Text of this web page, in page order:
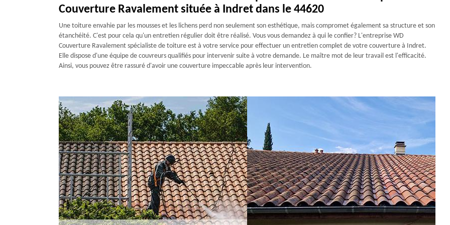
Couverture Ravalement située à Indret dans le 44620
Une toiture envahie par les mousses et les lichens perd non seulement son esthétique, mais compromet également sa structure et son
étanchéité. C'est pour cela qu'un entretien régulier doit être réalisé. Vous vous demandez à qui le confier? L'entreprise WD
Couverture Ravalement spécialiste de toiture est à votre service pour effectuer un entretien complet de votre couverture à Indret.
Elle dispose d'une équipe de couvreurs qualifiés pour intervenir suite à votre demande. Le maître mot de leur travail est l'efficacité.
Ainsi, vous pouvez être rassuré d'avoir une couverture impeccable après leur intervention.